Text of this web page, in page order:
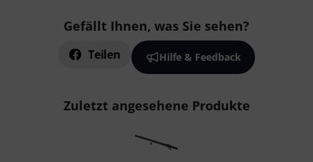
Gefällt Ihnen, was Sie sehen?
Teilen Hilfe & Feedback
Zuletzt angesehene Produkte